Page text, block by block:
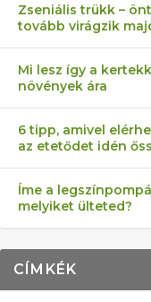
Zseniális trükk –
tovább virágzik
Mi lesz így a
növények ára
6 tipp, amivel
az etetődet idén
Íme a
melyiket ülteted?
CÍMKÉK